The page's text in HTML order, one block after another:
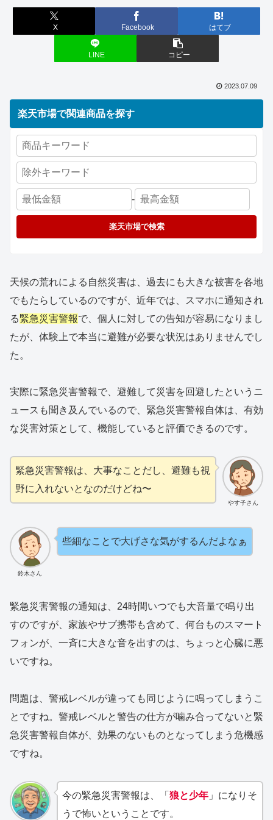
X Facebook はてブ
LINE コピー
2023.07.09
楽天市場で関連商品を探す
-
楽天市場で検索
天候の荒れによる自然災害は、過去にも大きな被害を各地
でもたらしているのですが、近年では、スマホに通知され
る緊急災害警報で、個人に対しての告知が容易になりまし
たが、体験上で本当に避難が必要な状況はありませんでし
た。
実際に緊急災害警報で、避難して災害を回避したというニ
ュースも聞き及んでいるので、緊急災害警報自体は、有効
な災害対策として、機能していると評価できるのです。
やす子さん
緊急災害警報は、大事なことだし、避難も視
野に入れないとなのだけどね〜
鈴木さん
些細なことで大げさな気がするんだよなぁ
緊急災害警報の通知は、24時間いつでも大音量で鳴り出
すのですが、家族やサブ携帯も含めて、何台ものスマート
フォンが、一斉に大きな音を出すのは、ちょっと心臓に悪
いですね。
問題は、警戒レベルが違っても同じように鳴ってしまうこ
とですね。警戒レベルと警告の仕方が噛み合ってないと緊
急災害警報自体が、効果のないものとなってしまう危機感
ですね。
今の緊急災害警報は、「 狼と少年」になりそ
うで怖いということです。